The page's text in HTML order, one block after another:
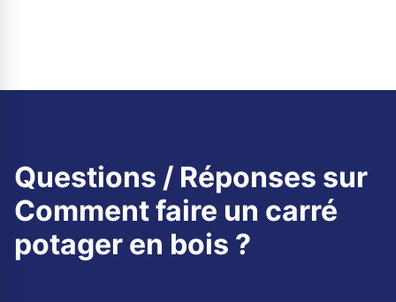
Questions / Réponses sur
Comment faire un carré
potager en bois ?